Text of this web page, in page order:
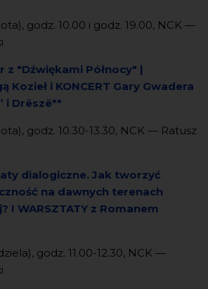
godz. 10.00 i godz. 19.00, NCK —
z "Dźwiękami Północy" |
Kozieł i KONCERT Gary Gwadera
i Drëszë**
godz. 10.30-13.30, NCK — Ratusz
dialogiczne. Jak tworzyć
na dawnych terenach
I WARSZTATY z Romanem
godz. 11.00-12.30, NCK —